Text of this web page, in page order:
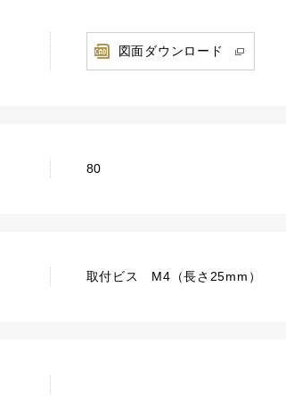
図面ダウンロード
80
取付ビス M4（長さ25mm）